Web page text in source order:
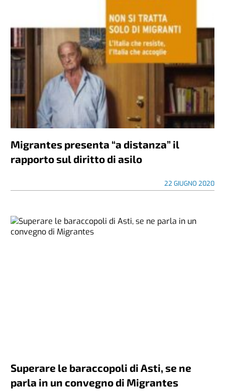
Migrantes presenta “a distanza” il
rapporto sul diritto di asilo
22 GIUGNO 2020
Superare le baraccopoli di Asti, se ne
parla in un convegno di Migrantes